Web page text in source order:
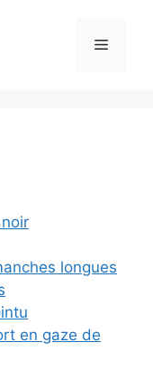
Menu
longues
en gaze de